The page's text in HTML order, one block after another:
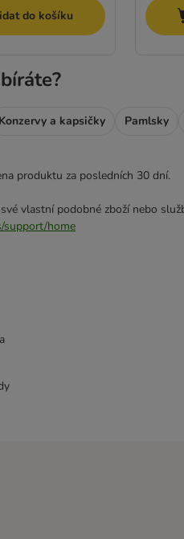
do košíku
Konzervy a kapsičky Pamlsky
produktu za posledních 30 dní.
vlastní podobné zboží nebo
support/home